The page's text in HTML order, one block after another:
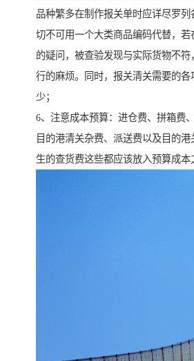
品种繁多在制作报关单时应详尽罗列
切不可用一个大类商品编码代替，若
的疑问，被查验发现与实际货物不
行的麻烦。同时，报关清关需要的各
少；
6、注意成本预算：进仓费、拼箱费
目的港清关杂费、派送费以及目的
生的查货费这些都应该放入预算成本